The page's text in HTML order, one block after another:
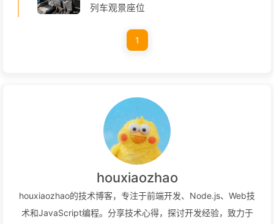
列车观景座位
1
houxiaozhao
houxiaozhao的技术博客，专注于前端开发、Node.js、Web技
术和JavaScript编程。分享技术心得，探讨开发经验，致力于